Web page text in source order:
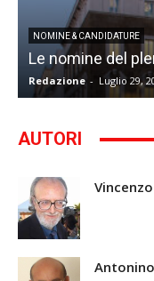
NOMINE & CANDIDATURE
Le nomine del
Redazione - Luglio 29,
AUTORI